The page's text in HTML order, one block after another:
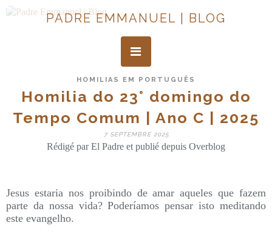
PADRE EMMANUEL | BLOG
HOMILIAS EM PORTUGUÊS
Homilia do 23° domingo do
Tempo Comum | Ano C | 2025
7 SEPTEMBRE 2025
Rédigé par El Padre et publié depuis Overblog
Jesus estaria nos proibindo de amar aqueles que fazem
parte da nossa vida? Poderíamos pensar isto meditando
este evangelho.